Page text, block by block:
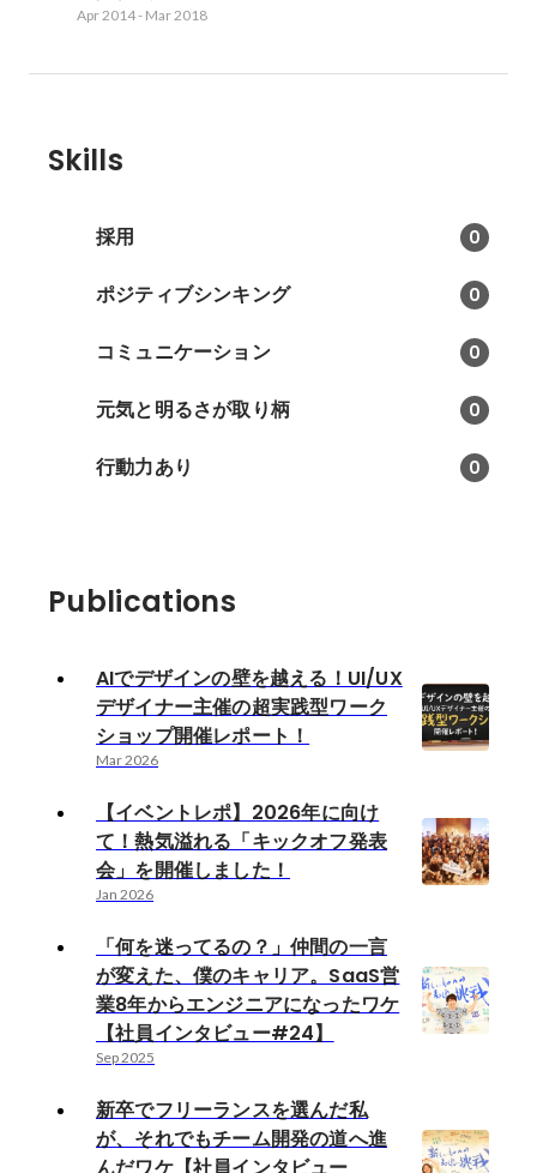
Apr 2014- Mar 2018
Skills
採用 0
ポジティブシンキング 0
コミュニケーション 0
元気と明るさが取り柄 0
行動力あり 0
Publications
AIでデザインの壁を越える！UI/UX
デザイナー主催の超実践型ワーク
ショップ開催レポート！
Mar 2026
【イベントレポ】2026年に向け
て！熱気溢れる「キックオフ発表
会」を開催しました！
Jan 2026
「何を迷ってるの？」仲間の一言
が変えた、僕のキャリア。SaaS営
業8年からエンジニアになったワケ
【社員インタビュー#24】
Sep 2025
新卒でフリーランスを選んだ私
が、それでもチーム開発の道へ進
んだワケ【社員インタビュー